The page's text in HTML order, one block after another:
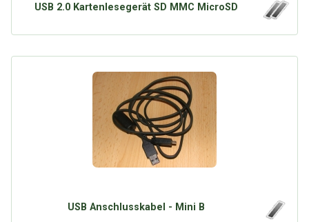
USB 2.0 Kartenlesegerät SD MMC MicroSD
USB Anschlusskabel - Mini B